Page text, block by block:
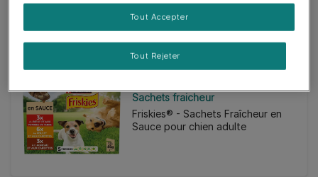
Sachets fraicheur
Friskies® - Sachets Fraîcheur en
Sauce pour chien adulte
Tout Rejeter
Tout Accepter